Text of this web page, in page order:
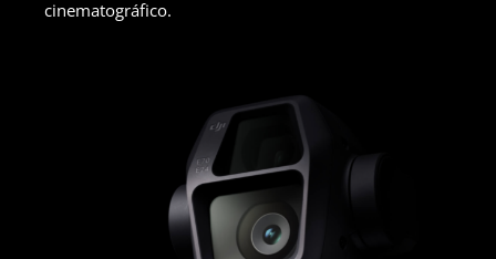
cinematográfico.